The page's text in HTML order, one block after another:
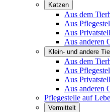
Katzen
Aus dem
Aus
Aus
Aus anderen
Klein- und andere
Aus dem
Aus
Aus
Aus anderen
Pflegestelle auf
Vermittelt